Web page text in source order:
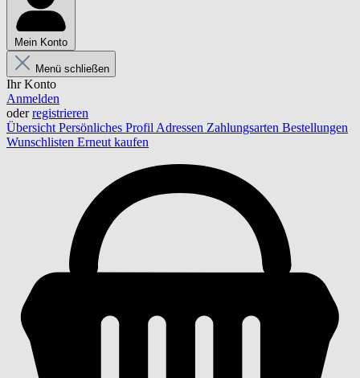
Mein Konto
Menü schließen
Ihr Konto
Anmelden
oderregistrieren
Übersicht Persönliches Profil Adressen Zahlungsarten Bestellungen
Wunschlisten Erneut kaufen